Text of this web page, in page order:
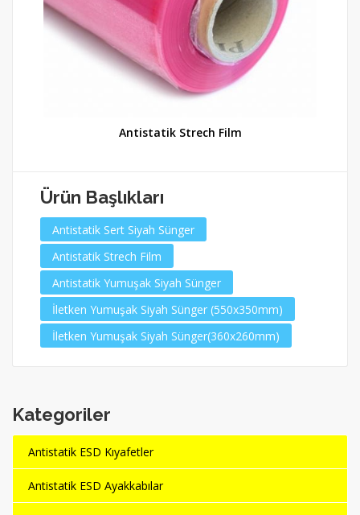
Antistatik Strech Film
Ürün Başlıkları
Antistatik Sert Siyah Sünger
Antistatik Strech Film
Antistatik Yumuşak Siyah Sünger
İletken Yumuşak Siyah Sünger (550x350mm)
İletken Yumuşak Siyah Sünger(360x260mm)
Kategoriler
Antistatik ESD Kıyafetler
Antistatik ESD Ayakkabılar